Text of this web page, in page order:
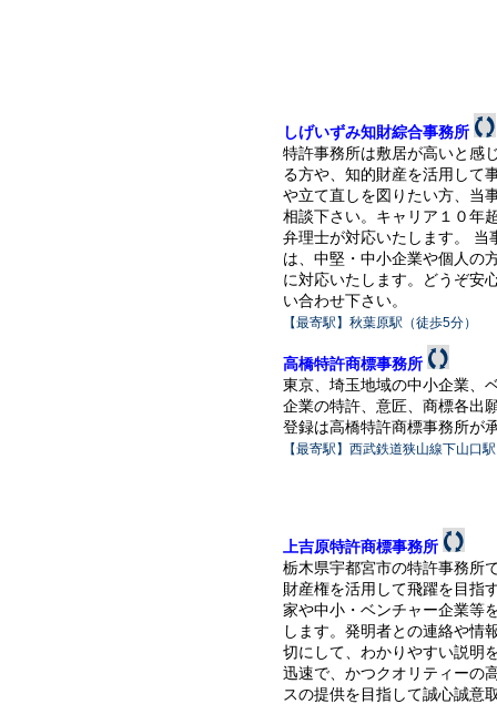
しげいずみ知財綜合事務所
特許事務所は敷居が高いと感
る方や、知的財産を活用して
や立て直しを図りたい方、当
相談下さい。キャリア１０年
弁理士が対応いたします。 当
は、中堅・中小企業や個人の
に対応いたします。どうぞ安
い合わせ下さい。
【最寄駅】秋葉原駅（徒歩5分）
高橋特許商標事務所
東京、埼玉地域の中小企業、
企業の特許、意匠、商標各出
登録は高橋特許商標事務所が
【最寄駅】西武鉄道狭山線下山口駅
上吉原特許商標事務所
栃木県宇都宮市の特許事務所
財産権を活用して飛躍を目指
家や中小・ベンチャー企業等
します。発明者との連絡や情
切にして、わかりやすい説明
迅速で、かつクオリティーの
スの提供を目指して誠心誠意